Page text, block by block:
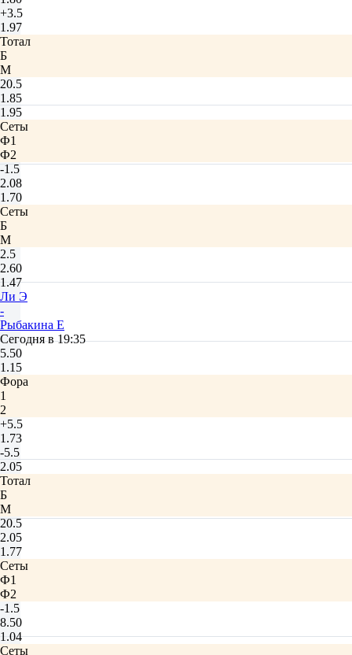
+3.5
1.97
Тотал
Б
М
20.5
1.85
1.95
Сеты
Ф1
Ф2
-1.5
2.08
1.70
Сеты
Б
М
2.5
2.60
1.47
Ли Э
-
Рыбакина Е
Сегодня в 19:35
5.50
1.15
Фора
1
2
+5.5
1.73
-5.5
2.05
Тотал
Б
М
20.5
2.05
1.77
Сеты
Ф1
Ф2
-1.5
8.50
1.04
Сеты